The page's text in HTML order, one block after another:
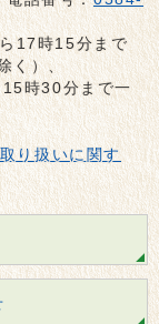
17時15分まで
く）、
時30分まで一
り扱いに関す